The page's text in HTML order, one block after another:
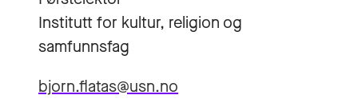
Institutt for kultur, religion og
samfunnsfag
bjorn.flatas@usn.no